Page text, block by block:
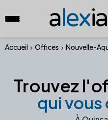
alexia
Accueil Offices Nouvelle-
Trouvez
qui vous